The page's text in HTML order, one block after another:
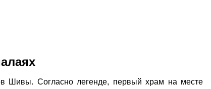
Шивы. Согласно легенде, первый храм на месте